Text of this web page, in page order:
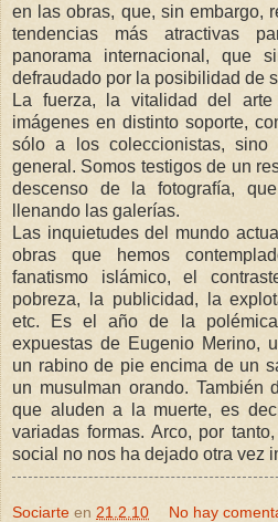
en las obras, que, sin embargo,
tendencias más atractivas
panorama internacional, que
defraudado por la posibilidad de
La fuerza, la vitalidad del arte
imágenes en distinto soporte,
sólo a los coleccionistas, sino
general. Somos testigos de un
descenso de la fotografía,
llenando las galerías.
Las inquietudes del mundo
obras que hemos
fanatismo islámico, el
pobreza, la publicidad, la
etc. Es el año de la
expuestas de Eugenio Merino,
un rabino de pie encima de un
un musulman orando. También
que aluden a la muerte, es
variadas formas. Arco, por
social no nos ha dejado otra vez
Sociarte en 21.2.10 No hay